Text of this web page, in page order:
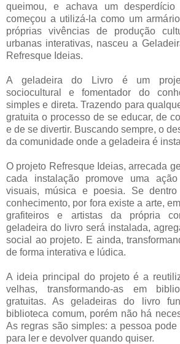
queimou, e achava um
começou a utilizá-la como um
próprias vivências de produção
urbanas interativas, nasceu a
Refresque Ideias.
A geladeira do Livro é um
sociocultural e fomentador do
simples e direta. Trazendo para
gratuita o processo de se educar, de
e de se divertir. Buscando sempre, o
da comunidade onde a geladeira é
O projeto Refresque Ideias, arrecada
cada instalação promove uma
visuais, música e poesia. Se
conhecimento, por fora existe a arte,
grafiteiros e artistas da própria
geladeira do livro será instalada,
social ao projeto. E ainda,
de forma interativa e lúdica.
A ideia principal do projeto é a
velhas, transformando-as em
gratuitas. As geladeiras do livro
biblioteca comum, porém não há
As regras são simples: a pessoa
para ler e devolver quando quiser.